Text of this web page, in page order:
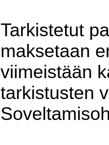
Tarkistetut
maksetaan
viimeistään
tarkistusten